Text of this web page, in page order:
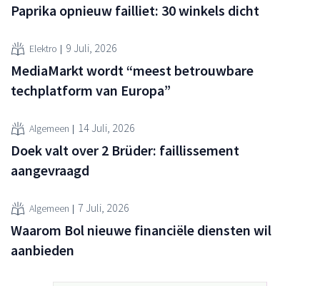
Paprika opnieuw failliet: 30 winkels dicht
Elektro 9 Juli, 2026
MediaMarkt wordt “meest betrouwbare
techplatform van Europa”
Algemeen 14 Juli, 2026
Doek valt over 2 Brüder: faillissement
aangevraagd
Algemeen 7 Juli, 2026
Waarom Bol nieuwe financiële diensten wil
aanbieden